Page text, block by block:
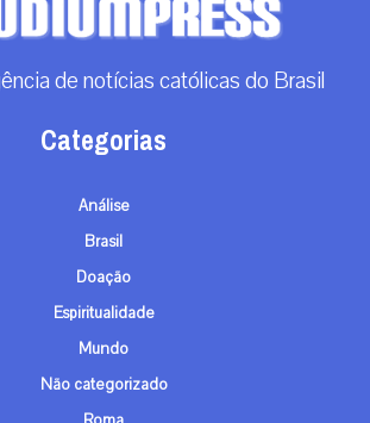
de notícias católicas do Brasil
Categorias
Análise
Brasil
Doação
Espiritualidade
Mundo
Não categorizado